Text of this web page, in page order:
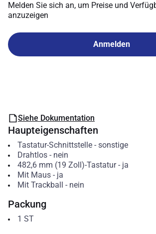
Melden Sie sich an, um Preise und
anzuzeigen
Anmelden
Siehe Dokumentation
Haupteigenschaften
Tastatur-Schnittstelle- sonstige
Drahtlos- nein
482,6 mm (19 Zoll)-Tastatur- ja
Mit Maus- ja
Mit Trackball - nein
Packung
1 ST